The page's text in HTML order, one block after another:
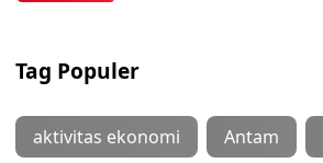
Tag Populer
aktivitas ekonomi Antam